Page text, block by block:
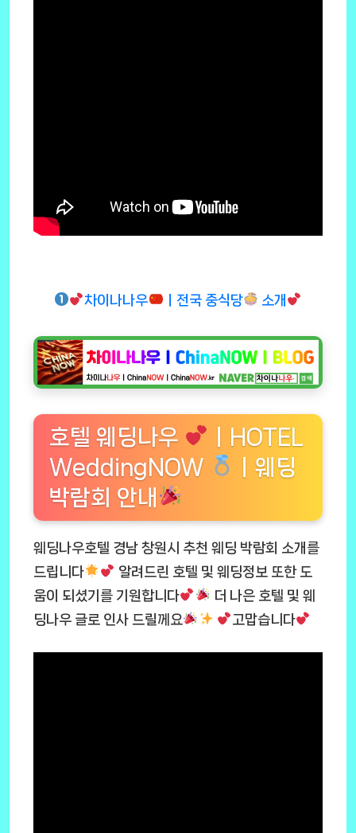
차이나나우 ㅣ전국 중식당 소개
호텔 웨딩나우
ㅣHOTEL
WeddingNOW
ㅣ웨딩
박람회 안내
웨딩나우호텔 경남 창원시 추천 웨딩 박람회 소개를
드립니다
알려드린 호텔 및 웨딩정보 또한 도
움이 되셨기를 기원합니다
더 나은 호텔 및 웨
딩나우 글로 인사 드릴께요
고맙습니다